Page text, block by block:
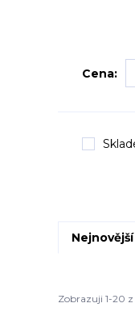
Cena:
Nejnovější
Zobrazuji 1-20